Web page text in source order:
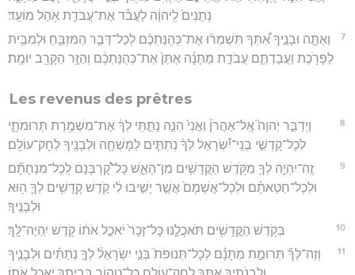
נְתֻנִים֙ לַֽיהוָ֔ה לַעֲבֹ֕ד אֶת־עֲבֹדַ֖ת אֹ֥הֶל מוֹעֵֽד׃
7
וְאַתָּ֣ה וּבָנֶ֣יךָ אִ֠תְּךָ תִּשְׁמְר֨וּ אֶת־כְּהֻנַּתְכֶ֜ם לְכָל־דְּבַ֧ר הַמִּזְבֵּ֛חַ וּלְמִבֵּ֥ית
לַפָּרֹ֖כֶת וַעֲבַדְתֶּ֑ם עֲבֹדַ֣ת מַתָּנָ֗ה אֶתֵּן֙ אֶת־כְּהֻנַּתְכֶ֔ם וְהַזָּ֥ר הַקָּרֵ֖ב יוּמָֽת׃
Les revenus des prêtres
8
וַיְדַבֵּ֣ר יְהוָה֮ אֶֽל־אַהֲרֹן֒ וַאֲנִי֙ הִנֵּ֣ה נָתַ֣תִּֽי לְךָ֔ אֶת־מִשְׁמֶ֖רֶת תְּרוּמֹתָ֑י
לְכָל־קָדְשֵׁ֣י בְנֵֽי־יִ֠שְׂרָאֵל לְךָ֨ נְתַתִּ֧ים לְמָשְׁחָ֛ה וּלְבָנֶ֖יךָ לְחָק־עוֹלָֽם׃
9
זֶֽה־יִהְיֶ֥ה לְךָ֛ מִקֹּ֥דֶשׁ הַקֳּדָשִׁ֖ים מִן־הָאֵ֑שׁ כָּל־קָ֠רְבָּנָם לְֽכָל־מִנְחָתָ֞ם
וּלְכָל־חַטָּאתָ֗ם וּלְכָל־אֲשָׁמָם֙ אֲשֶׁ֣ר יָשִׁ֣יבוּ לִ֔י קֹ֣דֶשׁ קָֽדָשִׁ֥ים לְךָ֛ ה֖וּא
וּלְבָנֶֽיךָ׃
10 בְּקֹ֥דֶשׁ הַקֳּדָשִׁ֖ים תֹּאכֲלֶ֑נּוּ כָּל־זָכָר֙ יֹאכַ֣ל אֹת֔וֹ קֹ֖דֶשׁ יִֽהְיֶה־לָּֽךְ׃
11
וְזֶה־לְּךָ֞ תְּרוּמַ֣ת מַתָּנָ֗ם לְכָל־תְּנוּפֹת֮ בְּנֵ֣י יִשְׂרָאֵל֒ לְךָ֣ נְתַתִּ֗ים וּלְבָנֶ֧יךָ